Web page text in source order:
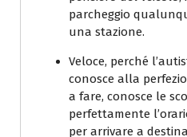
parcheggio
una stazione.
Veloce, perché
conosce alla
a fare, conosce le
perfettamente
per arrivare a